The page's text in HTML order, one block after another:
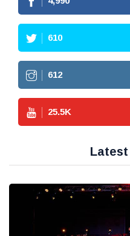
610
612
25.5K
Latest